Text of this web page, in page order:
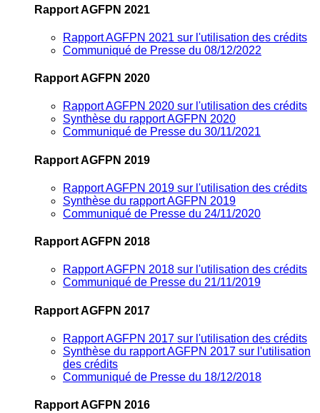
Rapport AGFPN 2021
Rapport AGFPN 2021 sur l'utilisation des crédits
Communiqué de Presse du 08/12/2022
Rapport AGFPN 2020
Rapport AGFPN 2020 sur l'utilisation des crédits
Synthèse du rapport AGFPN 2020
Communiqué de Presse du 30/11/2021
Rapport AGFPN 2019
Rapport AGFPN 2019 sur l'utilisation des crédits
Synthèse du rapport AGFPN 2019
Communiqué de Presse du 24/11/2020
Rapport AGFPN 2018
Rapport AGFPN 2018 sur l'utilisation des crédits
Communiqué de Presse du 21/11/2019
Rapport AGFPN 2017
Rapport AGFPN 2017 sur l'utilisation des crédits
Synthèse du rapport AGFPN 2017 sur l'utilisation
des crédits
Communiqué de Presse du 18/12/2018
Rapport AGFPN 2016